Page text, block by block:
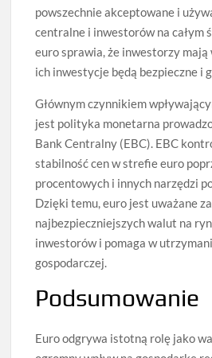
powszechnie akceptowane i
centralne i inwestorów na całym
euro sprawia, że inwestorzy mają
ich inwestycje będą bezpieczne i
Głównym czynnikiem
jest polityka monetarna
Bank Centralny (EBC). EBC
stabilność cen w strefie euro
procentowych i innych narzędzi
Dzięki temu, euro jest uważane
najbezpieczniejszych walut na
inwestorów i pomaga w
gospodarczej.
Podsumowanie
Euro odgrywa istotną rolę jako